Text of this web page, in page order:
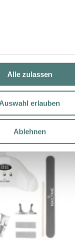
Alle zulassen
Auswahl erlauben
Ablehnen